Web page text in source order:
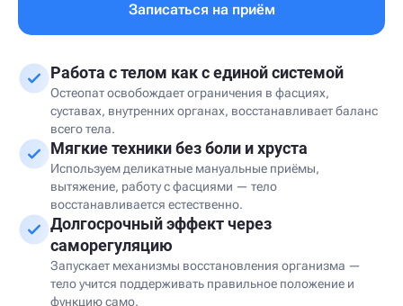
Записаться на приём
Работа с телом как с единой системой
Остеопат освобождает ограничения в фасциях,
суставах, внутренних органах, восстанавливает баланс
всего тела.
Мягкие техники без боли и хруста
Используем деликатные мануальные приёмы,
вытяжение, работу с фасциями — тело
восстанавливается естественно.
Долгосрочный эффект через
саморегуляцию
Запускает механизмы восстановления организма —
тело учится поддерживать правильное положение и
функцию само.